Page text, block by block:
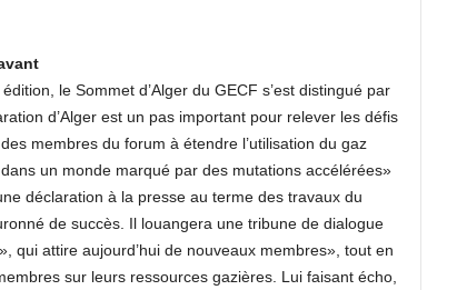
le Sommet d’Alger du GECF s’est distingué par
d’Alger est un pas important pour relever les défis
membres du forum à étendre l’utilisation du gaz
un monde marqué par des mutations accélérées»
déclaration à la presse au terme des travaux du
de succès. Il louangera une tribune de dialogue
qui attire aujourd’hui de nouveaux membres», tout en
sur leurs ressources gazières. Lui faisant écho,